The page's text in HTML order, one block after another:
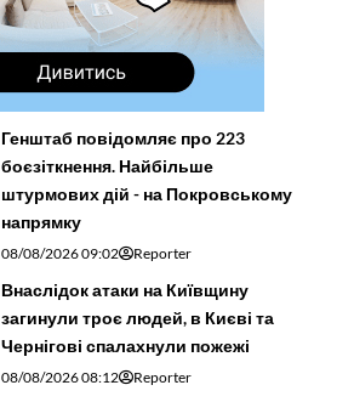
Генштаб повідомляє про 223
боєзіткнення. Найбільше
штурмових дій - на Покровському
напрямку
08/08/2026 09:02 Reporter
Внаслідок атаки на Київщину
загинули троє людей, в Києві та
Чернігові спалахнули пожежі
08/08/2026 08:12 Reporter